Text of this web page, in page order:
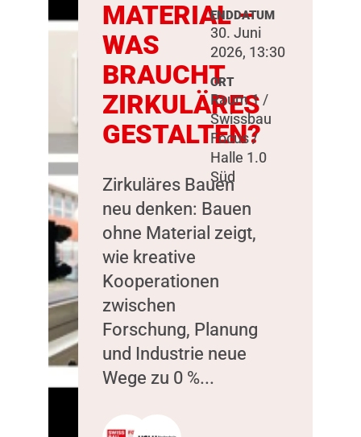
MATERIAL –
WAS
BRAUCHT
ZIRKULÄRES
GESTALTEN?
Zirkuläres Bauen
neu denken: Bauen
ohne Material zeigt,
wie kreative
Kooperationen
zwischen
Forschung, Planung
und Industrie neue
Wege zu 0 %...
ENDDATUM
30. Juni
2026, 13:30
ORT
Raum 1 /
Swissbau
Focus /
Halle 1.0
Süd